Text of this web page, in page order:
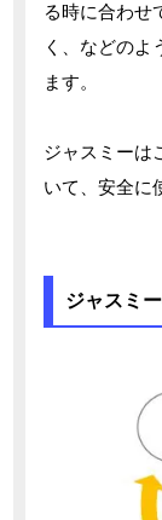
る時に合わせ
く、などのよ
ます。
ジャスミーは
いて、安全に
ジャスミ